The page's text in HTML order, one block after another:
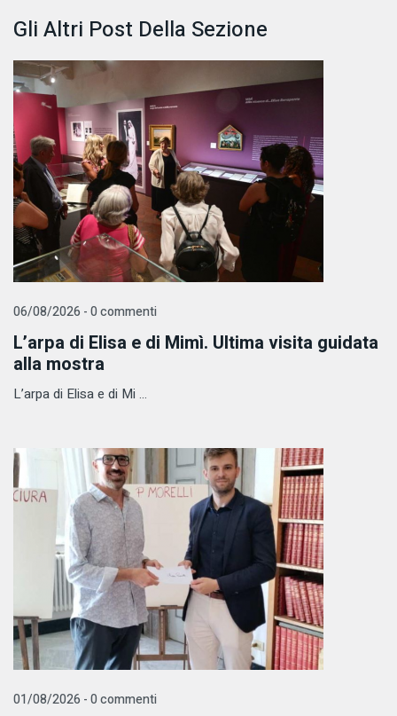
Gli Altri Post Della Sezione
06/08/2026 - 0 commenti
L’arpa di Elisa e di Mimì. Ultima visita guidata
alla mostra
L’arpa di Elisa e di Mi ...
01/08/2026 - 0 commenti